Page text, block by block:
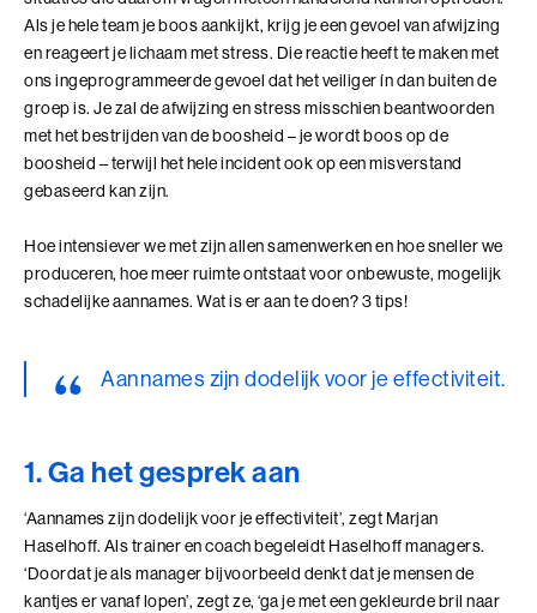
Effectieve Persoonlijke Communicatie
Effectieve Persoonlijke Communicatie (BaakBoost)
High Performance Leadership
Ik en de Anderen
Invloed in Complexiteit
Jouw Kracht in Culturele Diversiteit
Leiden van Veranderingen (BaakBoost)
Leiderschap door Vrouwen
Leiderschap en Reflectie in de Publieke Sector
Als je hele team je boos aankijkt, krijg je een gevoel van afwijzing
en reageert je lichaam met stress. Die reactie heeft te maken met
ons ingeprogrammeerde gevoel dat het veiliger ín dan buiten de
groep is. Je zal de afwijzing en stress misschien beantwoorden
met het bestrijden van de boosheid – je wordt boos op de
boosheid – terwijl het hele incident ook op een misverstand
gebaseerd kan zijn.
Hoe intensiever we met zijn allen samenwerken en hoe sneller we
produceren, hoe meer ruimte ontstaat voor onbewuste, mogelijk
schadelijke aannames. Wat is er aan te doen? 3 tips!
Aannames zijn dodelijk voor je effectiviteit.
1. Ga het gesprek aan
‘Aannames zijn dodelijk voor je effectiviteit’, zegt Marjan
Haselhoff. Als trainer en coach begeleidt Haselhoff managers.
‘Doordat je als manager bijvoorbeeld denkt dat je mensen de
kantjes er vanaf lopen’, zegt ze, ‘ga je met een gekleurde bril naar